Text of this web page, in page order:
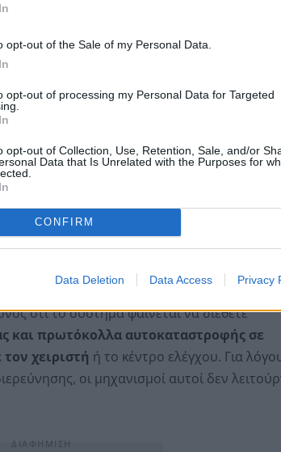
opt-out of the Sale of my Personal Data.
opt-out of processing my Personal Data for Targeted
opt-out of Collection, Use, Retention, Sale, and/or
Data that Is Unrelated with the Purposes for
CONFIRM
Data Deletion Data Access Privacy
ότι το σύστημα φαίνεται να διέθετε
και πρωτόκολλα αυτοκαταστροφής σε
χειριστή ή το κέντρο ελέγχου. Για
οι μηχανισμοί αυτοί δεν